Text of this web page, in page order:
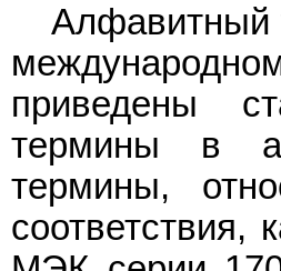
Алфавитный
приведены
термины в
термины,
соответствия,